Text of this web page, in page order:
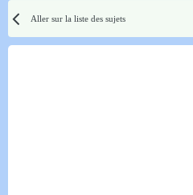
Aller sur la liste des sujets